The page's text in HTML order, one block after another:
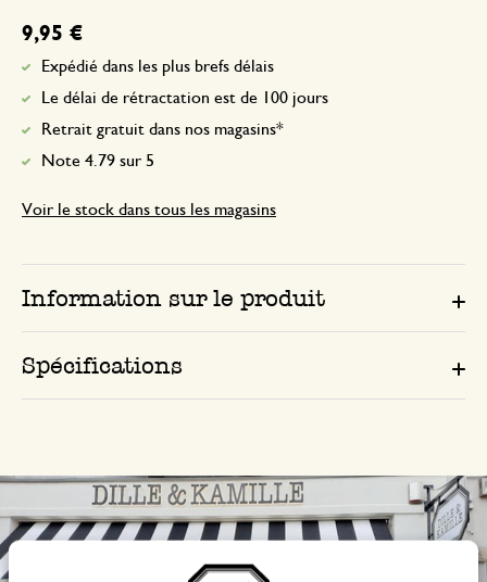
9,95 €
Expédié dans les plus brefs délais
Le délai de rétractation est de 100 jours
Retrait gratuit dans nos magasins*
Note 4.79 sur 5
Voir le stock dans tous les magasins
Information sur le produit
Spécifications